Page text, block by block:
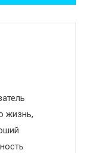
жизнь,